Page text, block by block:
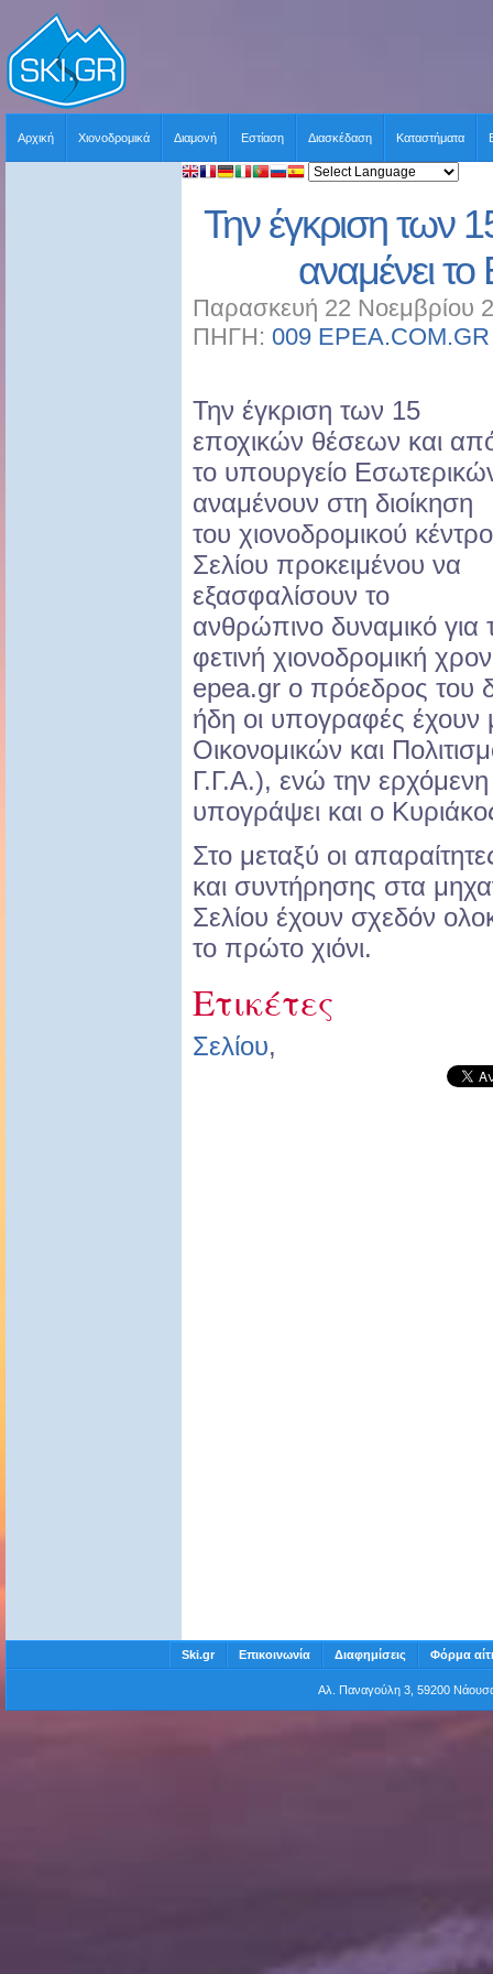
Αρχική Χιονοδρομικά Διαμονή Εστίαση Διασκέδαση Καταστήματα
Την έγκριση των
αναμένει
Παρασκευή 22 Νοεμβρίου
ΠΗΓΗ: 009 EPEA.COM.GR
Την έγκριση των 15
εποχικών θέσεων και
το υπουργείο
αναμένουν στη διοίκηση
του χιονοδρομικού
Σελίου προκειμένου να
εξασφαλίσουν το
ανθρώπινο δυναμικό για
φετινή χιονοδρομική
epea.gr ο πρόεδρος του
ήδη οι υπογραφές έχουν
Οικονομικών και
Γ.Γ.Α.), ενώ την
υπογράψει και ο
Στο μεταξύ οι
και συντήρησης στα
Σελίου έχουν σχεδόν
το πρώτο χιόνι.
Ετικέτες
Σελίου,
Ski.gr Επικοινωνία Διαφημίσεις Φόρμα
Αλ. Παναγούλη 3, 59200